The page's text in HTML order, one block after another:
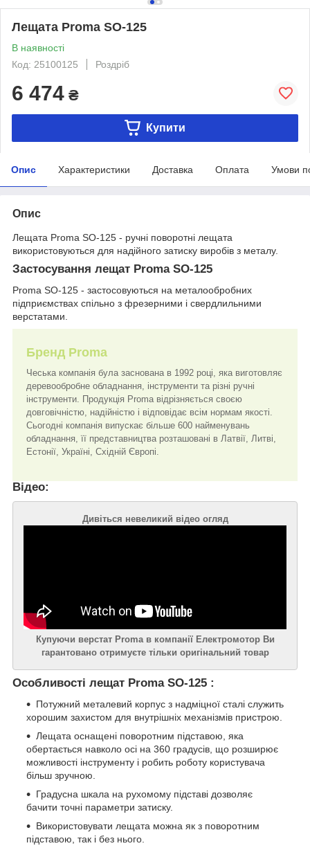
Лещата Proma SO-125
В наявності
Код: 25100125
Роздріб
6 474 ₴
Купити
Опис Характеристики Доставка Оплата Умови
Опис
Лещата Proma SO-125 - ручні поворотні лещата
використовуються для надійного затиску виробів з металу.
Застосування лещат Proma SO-125
Proma SO-125 - застосовуються на металообробних
підприємствах спільно з фрезерними і свердлильними
верстатами.
Бренд Proma
Чеська компанія була заснована в 1992 році, яка виготовляє
деревообробне обладнання, інструменти та різні ручні
інструменти. Продукція Proma відрізняється своєю
довговічністю, надійністю і відповідає всім нормам якості.
Сьогодні компанія випускає більше 600 найменувань
обладнання, її представництва розташовані в Латвії, Литві,
Естонії, Україні, Східній Європі.
Відео:
Дивіться невеликий відео огляд
Купуючи верстат Proma в компанії Електромотор Ви
гарантовано отримуєте тільки оригінальний товар
Особливості лещат Proma SO-125 :
Потужний металевий корпус з надміцної сталі служить
хорошим захистом для внутрішніх механізмів пристрою.
Лещата оснащені поворотним підставою, яка
обертається навколо осі на 360 градусів, що розширює
можливості інструменту і робить роботу користувача
більш зручною.
Градусна шкала на рухомому підставі дозволяє
бачити точні параметри затиску.
Використовувати лещата можна як з поворотним
підставою, так і без нього.